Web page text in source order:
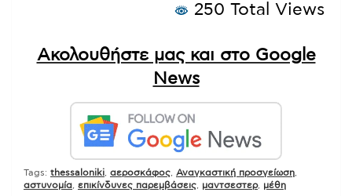
250 Total Views
Ακολουθήστε μας και στο Google
News
Tags: thessaloniki αεροσκάφος Αναγκαστική προσγείωση
αστυνομία επικίνδυνες παρεμβάσεις μαντσεστερ, μέθη